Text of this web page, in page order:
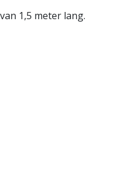
1,5 meter lang.